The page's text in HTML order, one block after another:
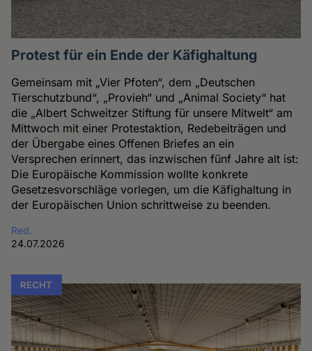
Protest für ein Ende der Käfighaltung
Gemeinsam mit „Vier Pfoten“, dem „Deutschen
Tierschutzbund“, „Provieh“ und „Animal Society“ hat
die „Albert Schweitzer Stiftung für unsere Mitwelt“ am
Mittwoch mit einer Protestaktion, Redebeiträgen und
der Übergabe eines Offenen Briefes an ein
Versprechen erinnert, das inzwischen fünf Jahre alt ist:
Die Europäische Kommission wollte konkrete
Gesetzesvorschläge vorlegen, um die Käfighaltung in
der Europäischen Union schrittweise zu beenden.
Red.
24.07.2026
RECHT